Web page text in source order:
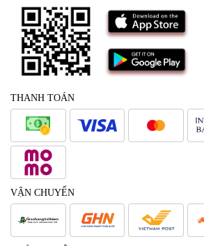
THANH TOÁN
VẬN CHUYỂN